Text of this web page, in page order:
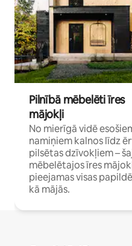
Pilnībā mēbelēti īres
mājokļi
No mierīgā vidē
namiņiem kalnos līdz
pilsētas dzīvokļiem –
mēbelētajos īres
pieejamas visas
kā mājās.